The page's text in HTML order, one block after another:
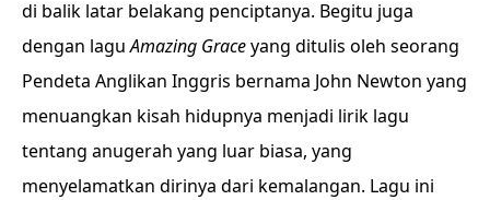
di balik latar belakang penciptanya. Begitu juga
dengan laguAmazing Graceyang ditulis oleh seorang
Pendeta Anglikan Inggris bernama John Newton yang
menuangkan kisah hidupnya menjadi lirik lagu
tentang anugerah yang luar biasa, yang
menyelamatkan dirinya dari kemalangan. Lagu ini